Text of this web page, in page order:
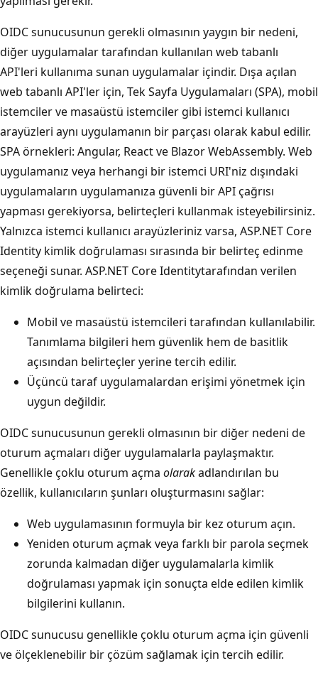
OIDC sunucusunun gerekli olmasının yaygın bir nedeni,
diğer uygulamalar tarafından kullanılan web tabanlı
API'leri kullanıma sunan uygulamalar içindir. Dışa açılan
web tabanlı API'ler için, Tek Sayfa Uygulamaları (SPA), mobil
istemciler ve masaüstü istemciler gibi istemci kullanıcı
arayüzleri aynı uygulamanın bir parçası olarak kabul edilir.
SPA örnekleri: Angular, React ve Blazor WebAssembly. Web
uygulamanız veya herhangi bir istemci URI'niz dışındaki
uygulamaların uygulamanıza güvenli bir API çağrısı
yapması gerekiyorsa, belirteçleri kullanmak isteyebilirsiniz.
Yalnızca istemci kullanıcı arayüzleriniz varsa, ASP.NET Core
Identity kimlik doğrulaması sırasında bir belirteç edinme
seçeneği sunar. ASP.NET Core Identitytarafından verilen
kimlik doğrulama belirteci:
Mobil ve masaüstü istemcileri tarafından kullanılabilir.
Tanımlama bilgileri hem güvenlik hem de basitlik
açısından belirteçler yerine tercih edilir.
Üçüncü taraf uygulamalardan erişimi yönetmek için
uygun değildir.
OIDC sunucusunun gerekli olmasının bir diğer nedeni de
oturum açmaları diğer uygulamalarla paylaşmaktır.
Genellikle çoklu oturum açma olarakadlandırılan bu
özellik, kullanıcıların şunları oluşturmasını sağlar:
Web uygulamasının formuyla bir kez oturum açın.
Yeniden oturum açmak veya farklı bir parola seçmek
zorunda kalmadan diğer uygulamalarla kimlik
doğrulaması yapmak için sonuçta elde edilen kimlik
bilgilerini kullanın.
OIDC sunucusu genellikle çoklu oturum açma için güvenli
ve ölçeklenebilir bir çözüm sağlamak için tercih edilir.